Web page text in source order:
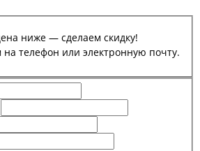
ниже — сделаем скидку!
телефон или электронную почту.